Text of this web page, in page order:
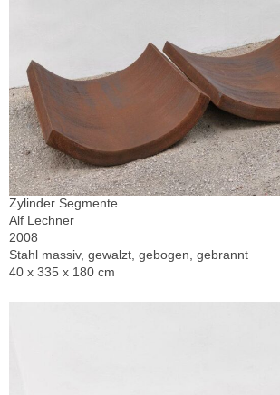
Zylinder Segmente
Alf Lechner
2008
Stahl massiv, gewalzt, gebogen, gebrannt
40 x 335 x 180 cm